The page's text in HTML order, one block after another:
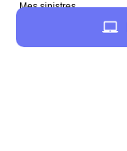
Mes sinistres
Assurance habitation